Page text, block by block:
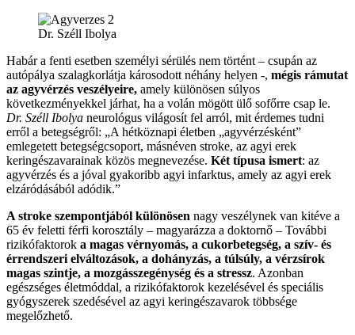
Dr. Széll Ibolya
Habár a fenti esetben személyi sérülés nem történt – csupán az
autópálya szalagkorlátja károsodott néhány helyen -, mégis rámutat
az agyvérzés veszélyeire, amely különösen súlyos
következményekkel járhat, ha a volán mögött ülő sofőrre csap le.
Dr. Széll Ibolya neurológus világosít fel arról, mit érdemes tudni
erről a betegségről: „A hétköznapi életben „agyvérzésként”
emlegetett betegségcsoport, másnéven stroke, az agyi erek
keringészavarainak közös megnevezése. Két típusa ismert: az
agyvérzés és a jóval gyakoribb agyi infarktus, amely az agyi erek
elzáródásából adódik.”
A stroke szempontjából különösen nagy veszélynek van kitéve a
65 év feletti férfi korosztály – magyarázza a doktornő – További
rizikófaktorok a magas vérnyomás, a cukorbetegség, a szív- és
érrendszeri elváltozások, a dohányzás, a túlsúly, a vérzsírok
magas szintje, a mozgásszegénység és a stressz. Azonban
egészséges életmóddal, a rizikófaktorok kezelésével és speciális
gyógyszerek szedésével az agyi keringészavarok többsége
megelőzhető.